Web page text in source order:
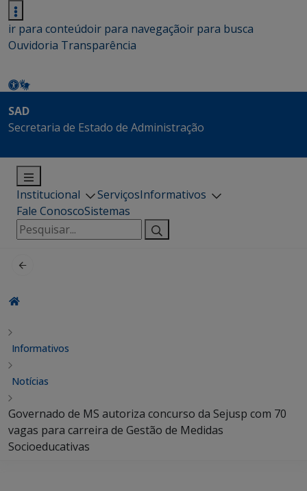
ir para conteúdoir para navegaçãoir para busca
Ouvidoria Transparência
SAD
Secretaria de Estado de Administração
Institucional ServiçosInformativos
Fale ConoscoSistemas
Pesquisar
por:
Informativos
Notícias
Governado de MS autoriza concurso da Sejusp com 70
vagas para carreira de Gestão de Medidas
Socioeducativas